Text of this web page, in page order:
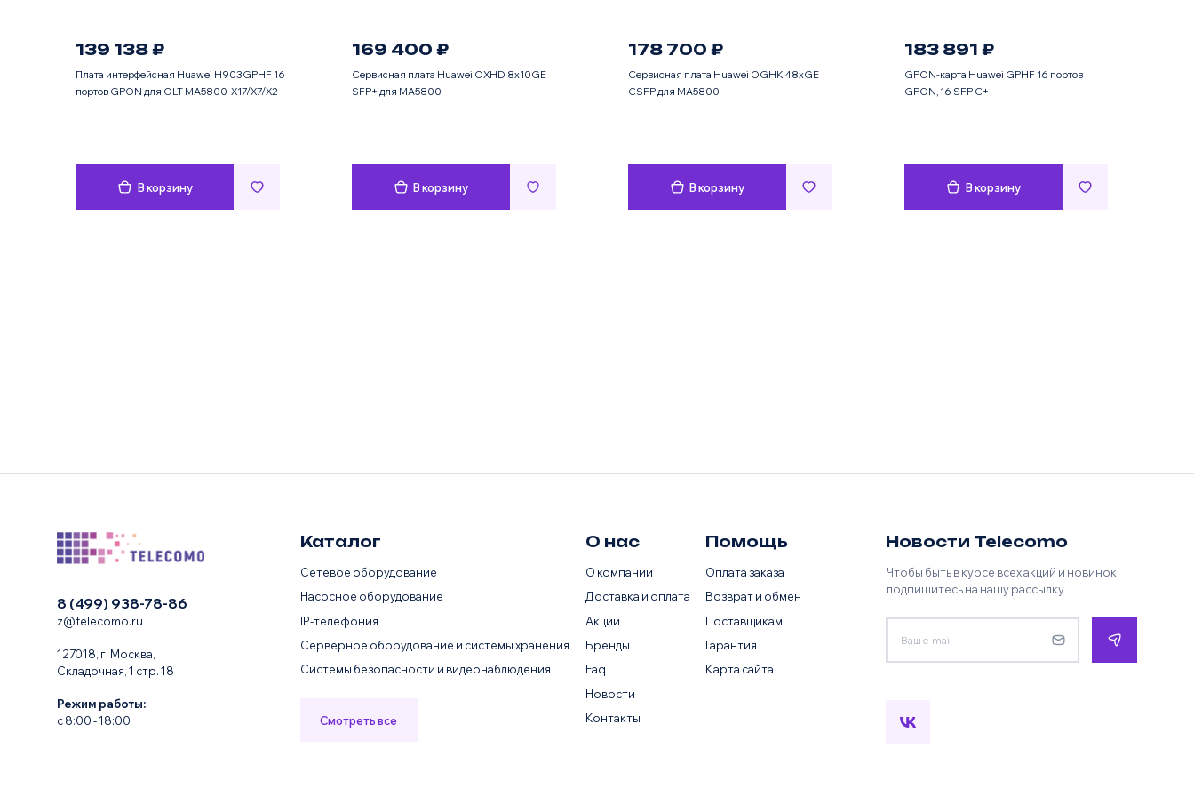
139 138 ₽
Плата интерфейсная Huawei H903GPHF 16
портов GPON для OLT MA5800-X17/X7/X2
В корзину
169 400 ₽
Сервисная плата Huawei OXHD 8x10GE
SFP+ для MA5800
В корзину
178 700 ₽
Сервисная плата Huawei OGHK 48xGE
CSFP для MA5800
В корзину
183 891 ₽
GPON-карта Huawei GPHF 16 портов
GPON, 16 SFP C+
В корзину
8 (499) 938-78-86
z@telecomo.ru
127018, г. Москва,
Складочная, 1 стр. 18
Режим работы:
с 8:00 - 18:00
Каталог
Сетевое оборудование
Насосное оборудование
IP-телефония
Серверное оборудование и системы хранения
Системы безопасности и видеонаблюдения
Смотреть все
О нас
О компании
Доставка и оплата
Акции
Бренды
Faq
Новости
Контакты
Помощь
Оплата заказа
Возврат и обмен
Поставщикам
Гарантия
Карта сайта
Новости Telecomo
Чтобы быть в курсе всех акций и новинок,
подпишитесь на нашу рассылку
Комментарий к заказу